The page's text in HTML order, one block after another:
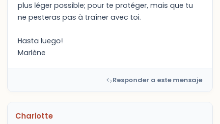
plus léger possible; pour te protéger, mais que tu
ne pesteras pas à traîner avec toi.
Hasta luego!
Marlène
Responder a este mensaje
Charlotte